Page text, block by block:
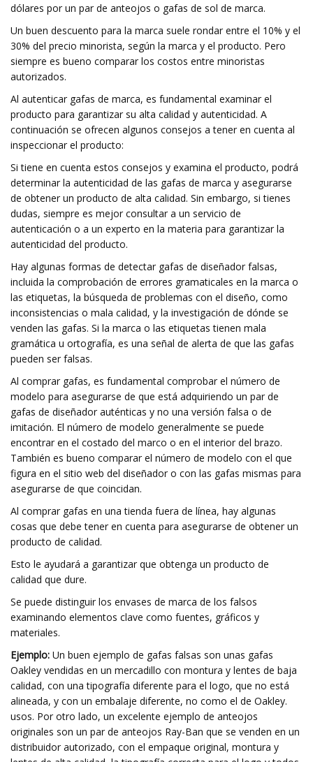
dólares por un par de anteojos o gafas de sol de marca.
Un buen descuento para la marca suele rondar entre el 10% y el
30% del precio minorista, según la marca y el producto. Pero
siempre es bueno comparar los costos entre minoristas
autorizados.
Al autenticar gafas de marca, es fundamental examinar el
producto para garantizar su alta calidad y autenticidad. A
continuación se ofrecen algunos consejos a tener en cuenta al
inspeccionar el producto:
Si tiene en cuenta estos consejos y examina el producto, podrá
determinar la autenticidad de las gafas de marca y asegurarse
de obtener un producto de alta calidad. Sin embargo, si tienes
dudas, siempre es mejor consultar a un servicio de
autenticación o a un experto en la materia para garantizar la
autenticidad del producto.
Hay algunas formas de detectar gafas de diseñador falsas,
incluida la comprobación de errores gramaticales en la marca o
las etiquetas, la búsqueda de problemas con el diseño, como
inconsistencias o mala calidad, y la investigación de dónde se
venden las gafas. Si la marca o las etiquetas tienen mala
gramática u ortografía, es una señal de alerta de que las gafas
pueden ser falsas.
Al comprar gafas, es fundamental comprobar el número de
modelo para asegurarse de que está adquiriendo un par de
gafas de diseñador auténticas y no una versión falsa o de
imitación. El número de modelo generalmente se puede
encontrar en el costado del marco o en el interior del brazo.
También es bueno comparar el número de modelo con el que
figura en el sitio web del diseñador o con las gafas mismas para
asegurarse de que coincidan.
Al comprar gafas en una tienda fuera de línea, hay algunas
cosas que debe tener en cuenta para asegurarse de obtener un
producto de calidad.
Esto le ayudará a garantizar que obtenga un producto de
calidad que dure.
Se puede distinguir los envases de marca de los falsos
examinando elementos clave como fuentes, gráficos y
materiales.
Ejemplo: Un buen ejemplo de gafas falsas son unas gafas
Oakley vendidas en un mercadillo con montura y lentes de baja
calidad, con una tipografía diferente para el logo, que no está
alineada, y con un embalaje diferente, no como el de Oakley.
usos. Por otro lado, un excelente ejemplo de anteojos
originales son un par de anteojos Ray-Ban que se venden en un
distribuidor autorizado, con el empaque original, montura y